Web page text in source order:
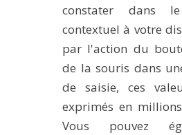
constater dans
contextuel à votre
par l'action du
de la souris dans
de saisie, ces
exprimés en
Vous pouvez